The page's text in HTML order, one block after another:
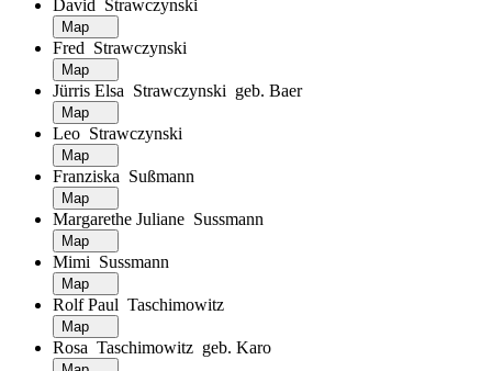
David Strawczynski
Fred Strawczynski
Jürris Elsa Strawczynski geb. Baer
Leo Strawczynski
Franziska Sußmann
Margarethe Juliane Sussmann
Mimi Sussmann
Rolf Paul Taschimowitz
Rosa Taschimowitz geb. Karo